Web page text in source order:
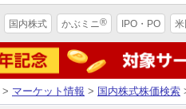
国内株式 かぶミニ® IPO・PO
> マーケット情報 > 国内株式株価検索